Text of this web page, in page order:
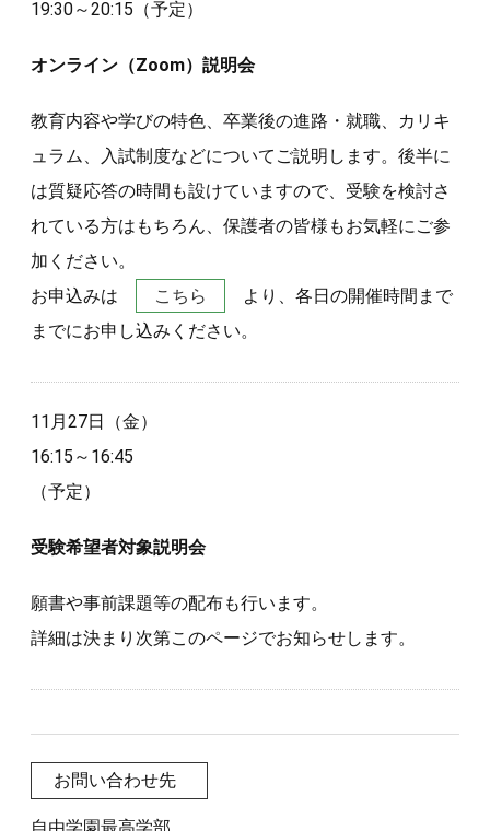
19:30～20:15（予定）
オンライン（Zoom）説明会
教育内容や学びの特色、卒業後の進路・就職、カリキ
ュラム、入試制度などについてご説明します。後半に
は質疑応答の時間も設けていますので、受験を検討さ
れている方はもちろん、保護者の皆様もお気軽にご参
加ください。
お申込みは
こちら
より、各日の開催時間まで
までにお申し込みください。
11月27日（金）
16:15～16:45
（予定）
受験希望者対象説明会
願書や事前課題等の配布も行います。
詳細は決まり次第このページでお知らせします。
お問い合わせ先